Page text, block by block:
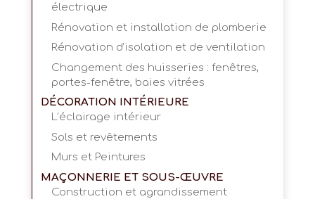
électrique
Rénovation et installation de plomberie
Rénovation d’isolation et de ventilation
Changement des huisseries : fenêtres,
portes-fenêtre, baies vitrées
DÉCORATION INTÉRIEURE
L’éclairage intérieur
Sols et revêtements
Murs et Peintures
MAÇONNERIE ET SOUS-ŒUVRE
Construction et agrandissement